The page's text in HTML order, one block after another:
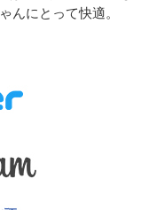
んにとって快適。